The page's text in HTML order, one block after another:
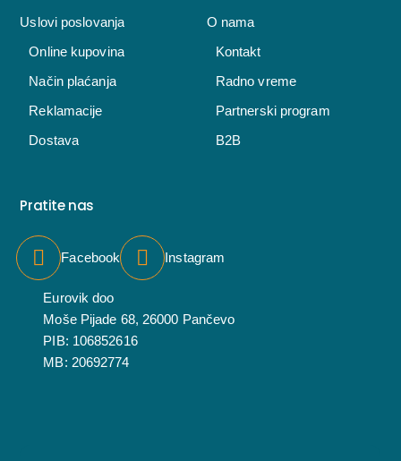
Uslovi poslovanja
Online kupovina
Način plaćanja
Reklamacije
Dostava
O nama
Kontakt
Radno vreme
Partnerski program
B2B
Pratite nas
Facebook Instagram
Eurovik doo
Moše Pijade 68, 26000 Pančevo
PIB: 106852616
MB: 20692774